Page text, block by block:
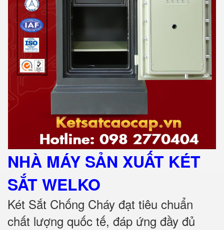
NHÀ MÁY SẢN XUẤT KÉT
SẮTWELKO
Két Sắt Chống Cháy đạt tiêu chuẩn
chất lượng quốc tế, đáp ứng đầy đủ